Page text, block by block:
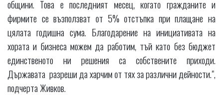
общини. Това е последният месец, когато гражданите и
фирмите се възползват от 5% отстъпка при плащане на
цялата годишна сума. Благодарение на инициативата на
хората и бизнеса можем да работим, тъй като без бюджет
единственото ни решения са собствените приходи.
Държавата разреши да харчим от тях за различни дейности.",
подчерта Живков.